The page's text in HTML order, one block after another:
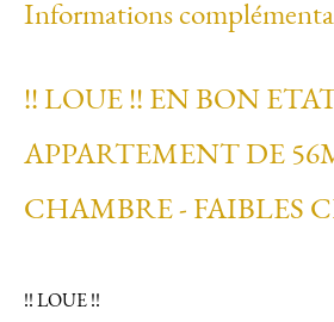
Informations
!! LOUE !! EN BON
APPARTEMENT DE
CHAMBRE - FAIBLES
!! LOUE !!